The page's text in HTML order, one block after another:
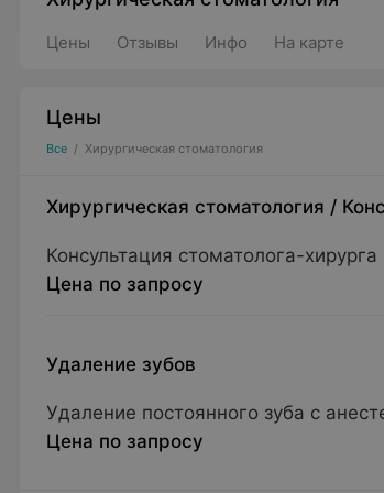
Цены Отзывы Инфо На карте
Цены
Все / Хирургическая стоматология
Хирургическая стоматология /
Консультация стоматолога-хирурга
Цена по запросу
Удаление зубов
Удаление постоянного зуба с
Цена по запросу